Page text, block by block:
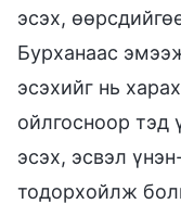
эсэх,
Бурханаас
эсэхийг нь
ойлгосноор тэд
эсэх, эсвэл
тодорхойлж